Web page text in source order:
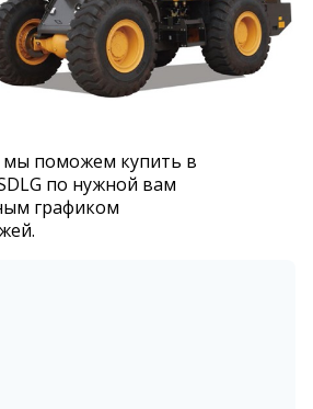
мы поможем купить в
по нужной вам
графиком